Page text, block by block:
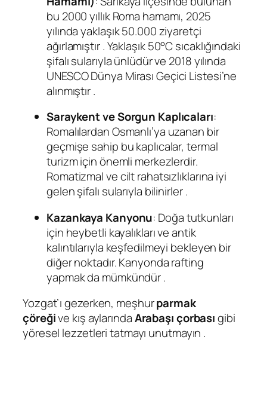
bu 2000 yıllık Roma hamamı, 2025
yılında yaklaşık 50.000 ziyaretçi
ağırlamıştır. Yaklaşık 50°C sıcaklığındaki
şifalı sularıyla ünlüdür ve 2018 yılında
UNESCO Dünya Mirası Geçici Listesi’ne
alınmıştır.
Saraykent ve Sorgun Kaplıcaları:
Romalılardan Osmanlı’ya uzanan bir
geçmişe sahip bu kaplıcalar, termal
turizm için önemli merkezlerdir.
Romatizmal ve cilt rahatsızlıklarına iyi
gelen şifalı sularıyla bilinirler.
Kazankaya Kanyonu: Doğa tutkunları
için heybetli kayalıkları ve antik
kalıntılarıyla keşfedilmeyi bekleyen bir
diğer noktadır. Kanyonda rafting
yapmak da mümkündür.
Yozgat’ı gezerken, meşhurparmak
çöreğive kış aylarındaArabaşı çorbasıgibi
yöresel lezzetleri tatmayı unutmayın .